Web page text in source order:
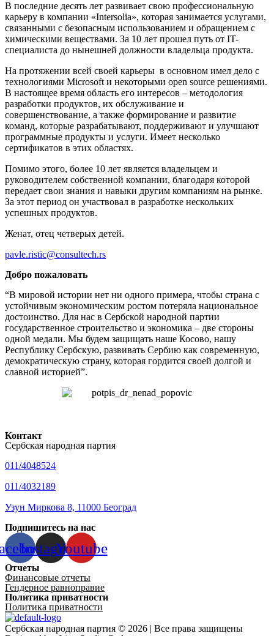
В последние десять лет развивает свою профессиональную
карьеру в компании «Intersolia», которая занимается услугами,
связанными с безопасным использованием и обращением с
химическими веществами. За 10 лет прошел путь от IT-
специалиста до нынешней должности владельца продукта.
На протяжении всей своей карьеры в основном имел дело с
технологиями Microsoft и некоторыми open source решениями.
В настоящее время область его интересов – методология
разработки продуктов, их обслуживание и
совершенствование, а также формирование и развитие
команд, которые разрабатывают, поддерживают и улучшают
программные продукты и услуги. Имеет несколько
сертификатов в этих областях.
Помимо этого, более 10 лет является владельцем и
руководителем собственной компании, благодаря которой
передает свои знания и навыки другим компаниям на рынке.
За этот период он участвовал в разработке нескольких
успешных продуктов.
Женат, отец четверых детей.
pavle.ristic@consultech.rs
Добро пожаловать
“В мировой истории нет ни одного примера, чтобы страна с
устойчивым экономическим ростом потеряла национальное
достоинство. Для нас в Сербской народной партии
государственное строительство и экономика – две стороны
одной медали. Мы будем защищать наше Косово, нашу
Республику Сербскую, развивать Сербию как современную,
демократическую страну, которая гордится своей долгой и
славной историей”.
Контакт
Сербская народная партия
011/4048524
011/4032189
Узун Миркова 8, 11000 Београд
Подпишитесь на нас
InstagramYoutube
Отчеты
Финансовые отчеты
Гендерное равноправие
Политика приватности
Политика приватности
Сербская народная партия © 2026 | Все права защищены